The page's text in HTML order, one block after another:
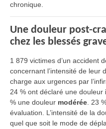
chronique.
Une douleur post-
chez les blessés
1 879 victimes d’un accident
concernant l’intensité de leur
charge aux urgences par
24 % ont déclaré une douleur
% une douleur modérée . 23
évaluation. L’intensité de la
quel que soit le mode de